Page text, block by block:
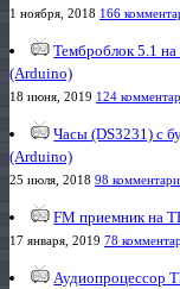
1 ноября, 2018 166
Темброблок 5.1
(Arduino)
18 июня, 2019 124
Часы (DS3231) с
(Arduino)
25 июля, 2018 98
FM приемник на
17 января, 2019 78
Аудиопроцессор